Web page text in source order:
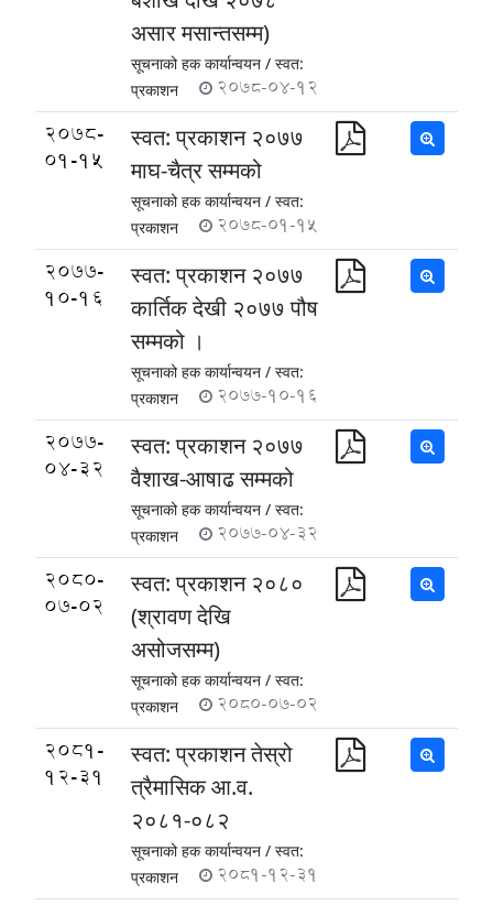
असार मसान्तसम्म)
सूचनाको हक कार्यान्वयन / स्वत:
प्रकाशन
2078-04-12
2078-
01-15
स्वत: प्रकाशन २०७७
माघ-चैत्र सम्मको
सूचनाको हक कार्यान्वयन / स्वत:
प्रकाशन
2078-01-15
2077-
10-16
स्वत: प्रकाशन २०७७
कार्तिक देखी २०७७ पौष
सम्मको ।
सूचनाको हक कार्यान्वयन / स्वत:
प्रकाशन
2077-10-16
2077-
04-32
स्वत: प्रकाशन २०७७
वैशाख-आषाढ सम्मको
सूचनाको हक कार्यान्वयन / स्वत:
प्रकाशन
2077-04-32
2080-
07-02
स्वत: प्रकाशन २०८०
(श्रावण देखि
असोजसम्म)
सूचनाको हक कार्यान्वयन / स्वत:
प्रकाशन
2080-07-02
2081-
12-31
स्वत: प्रकाशन तेस्रो
त्रैमासिक आ.व.
२०८१-०८२
सूचनाको हक कार्यान्वयन / स्वत:
प्रकाशन
2081-12-31